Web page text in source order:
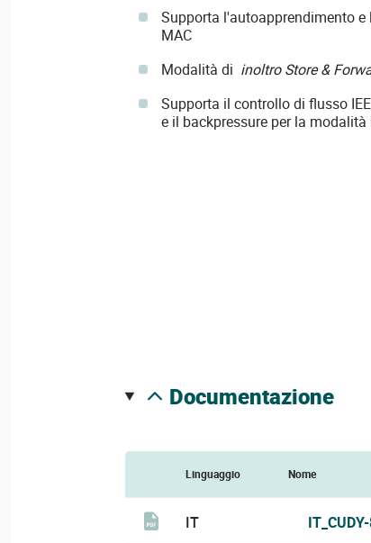
Supporta l'autoapprendimento
MAC
Modalità di inoltro Store &
Supporta il controllo di flusso
e il backpressure per la
documentazione
Linguaggio Nome
IT